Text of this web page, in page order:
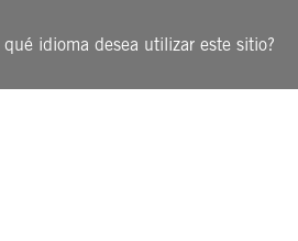
qué idioma desea utilizar este sitio?